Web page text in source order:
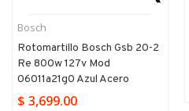
Bosch
Rotomartillo Bosch Gsb 20-2
Re 800w 127v Mod
06011a21g0 Azul Acero
$ 3,699.00